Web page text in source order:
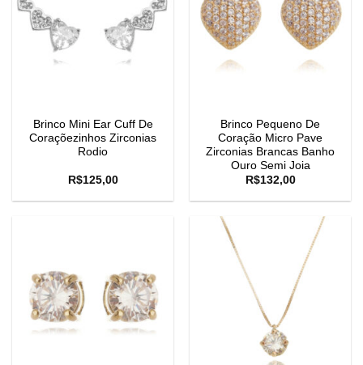
Brinco Mini Ear Cuff De
Coraçõezinhos Zirconias
Rodio
R$125,00
Brinco Pequeno De
Coração Micro Pave
Zirconias Brancas Banho
Ouro Semi Joia
R$132,00